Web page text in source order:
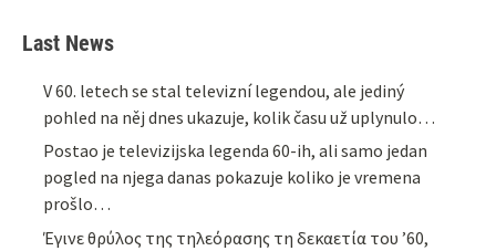
Last News
V 60. letech se stal televizní legendou, ale jediný
pohled na něj dnes ukazuje, kolik času už uplynulo…
Postao je televizijska legenda 60-ih, ali samo jedan
pogled na njega danas pokazuje koliko je vremena
prošlo…
Έγινε θρύλος της τηλεόρασης τη δεκαετία του ’60,